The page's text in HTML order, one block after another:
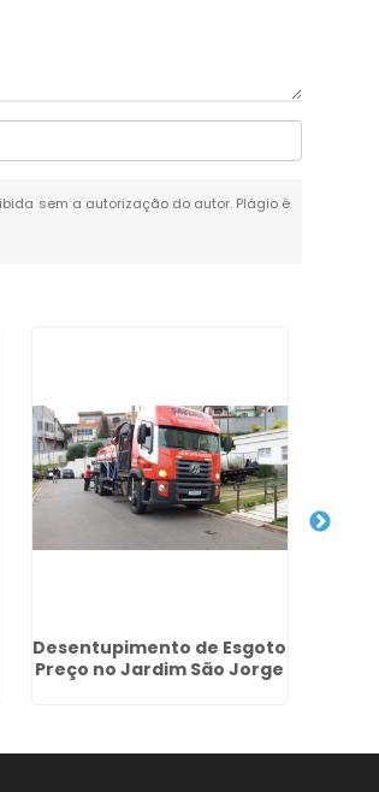
sem a autorização do autor. Plágio é
Desentupimento de Esgoto
Preço no Jardim São Jorge